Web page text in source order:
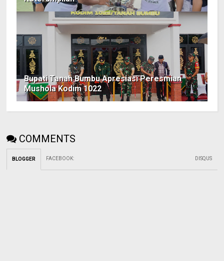
Bupati Tanah Bumbu Apresiasi Peresmian
Mushola Kodim 1022
COMMENTS
BLOGGER FACEBOOK: DISQUS